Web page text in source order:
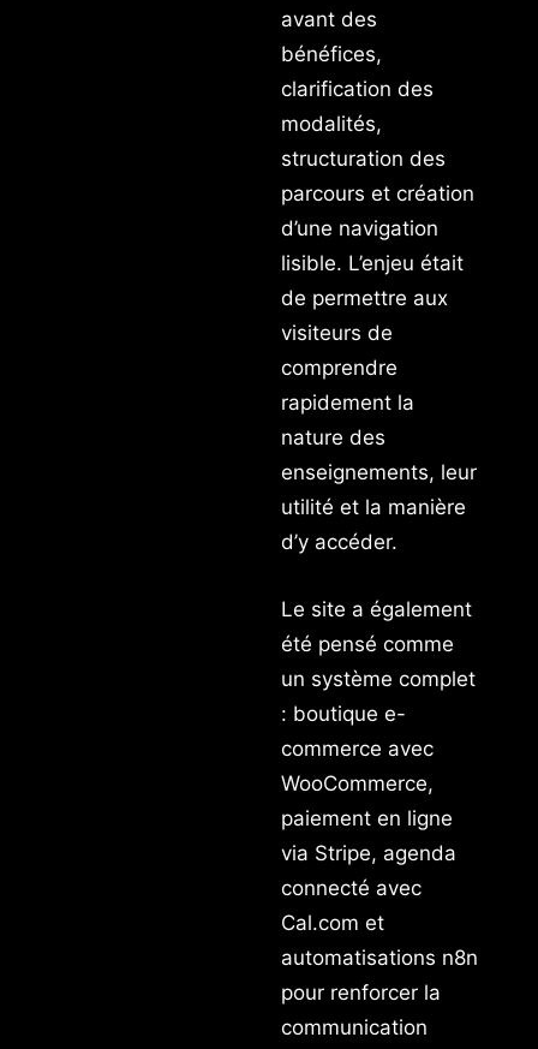
avant des
bénéfices,
clarification des
modalités,
structuration des
parcours et création
d’une navigation
lisible. L’enjeu était
de permettre aux
visiteurs de
comprendre
rapidement la
nature des
enseignements, leur
utilité et la manière
d’y accéder.
Le site a également
été pensé comme
un système complet
: boutique e-
commerce avec
WooCommerce,
paiement en ligne
via Stripe, agenda
connecté avec
Cal.com et
automatisations n8n
pour renforcer la
communication